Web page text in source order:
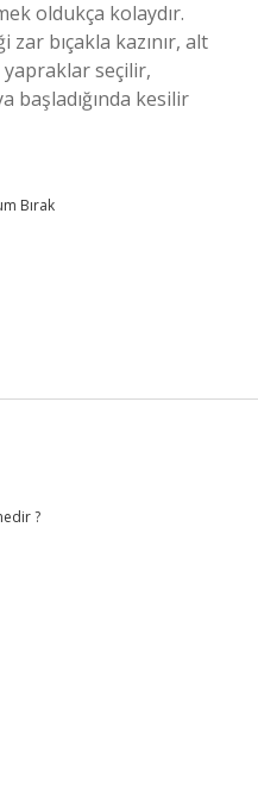
oldukça kolaydır.
bıçakla kazınır, alt
yapraklar seçilir,
başladığında kesilir
Bırak
?